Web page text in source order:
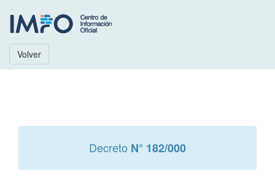
Volver
Decreto N° 182/000